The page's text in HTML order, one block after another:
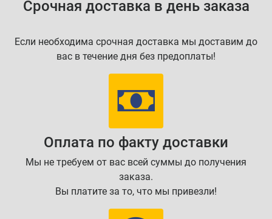
Срочная доставка в день заказа
Если необходима срочная доставка мы доставим до
вас в течение дня без предоплаты!
Оплата по факту доставки
Мы не требуем от вас всей суммы до получения
заказа.
Вы платите за то, что мы привезли!